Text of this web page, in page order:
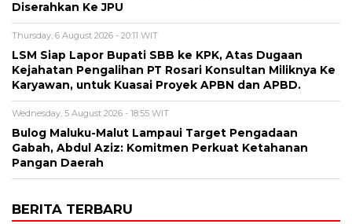
Diserahkan Ke JPU
Thursday, 6 August 2026 - 20:11 WIT
LSM Siap Lapor Bupati SBB ke KPK, Atas Dugaan
Kejahatan Pengalihan PT Rosari Konsultan Miliknya Ke
Karyawan, untuk Kuasai Proyek APBN dan APBD.
Wednesday, 5 August 2026 - 18:55 WIT
Bulog Maluku-Malut Lampaui Target Pengadaan
Gabah, Abdul Aziz: Komitmen Perkuat Ketahanan
Pangan Daerah
BERITA TERBARU